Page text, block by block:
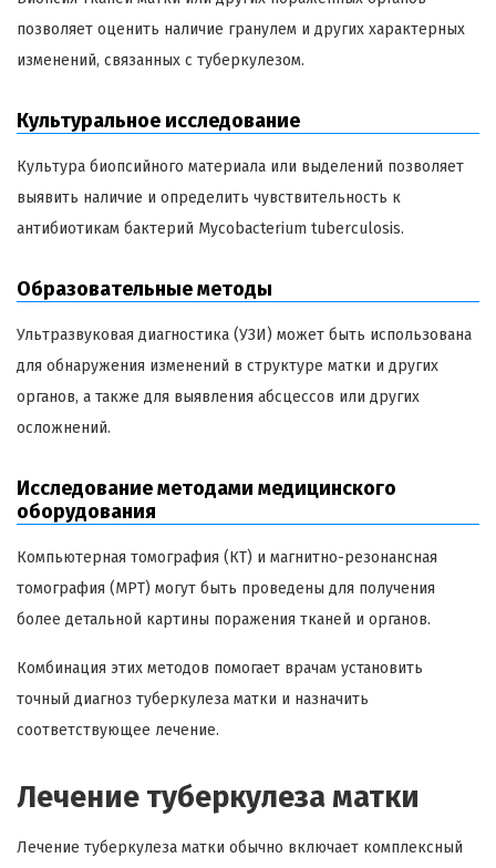
позволяет оценить наличие гранулем и других характерных
изменений, связанных с туберкулезом.
Культуральное исследование
Культура биопсийного материала или выделений позволяет
выявить наличие и определить чувствительность к
антибиотикам бактерий Mycobacterium tuberculosis.
Образовательные методы
Ультразвуковая диагностика (УЗИ) может быть использована
для обнаружения изменений в структуре матки и других
органов, а также для выявления абсцессов или других
осложнений.
Исследование методами медицинского
оборудования
Компьютерная томография (КТ) и магнитно-резонансная
томография (МРТ) могут быть проведены для получения
более детальной картины поражения тканей и органов.
Комбинация этих методов помогает врачам установить
точный диагноз туберкулеза матки и назначить
соответствующее лечение.
Лечение туберкулеза матки
Лечение туберкулеза матки обычно включает комплексный